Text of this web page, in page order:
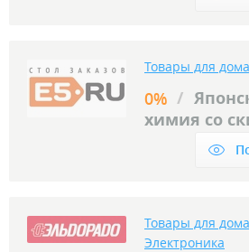
Товары для
0% /
химия со
Товары для
Электроника